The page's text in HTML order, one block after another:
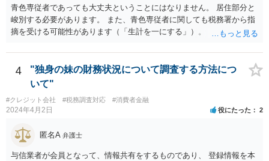
青色専従者であっても大丈夫ということにはなりません。 居住部分と
峻別する必要があります。 また、青色専従者に関しても税務署から指
摘を受ける可能性があります（「生計を一にする」）。
4
"独身の妹の財務状況について調査する方法につ
いて"
#クレジット会社 #税務調査対応 #消費者金融
2024年4月2日 役にたった 2
匿名A 弁護士
与信業者が会員となって、情報共有をするものであり、 登録情報を本